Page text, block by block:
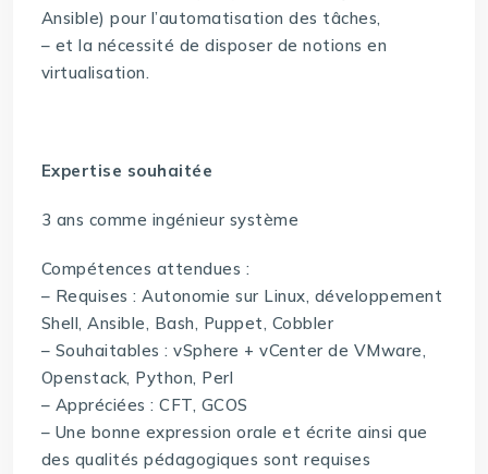
Ansible) pour l’automatisation des tâches,
– et la nécessité de disposer de notions en
virtualisation.
Expertise souhaitée
3 ans comme ingénieur système
Compétences attendues :
– Requises : Autonomie sur Linux, développement
Shell, Ansible, Bash, Puppet, Cobbler
– Souhaitables : vSphere + vCenter de VMware,
Openstack, Python, Perl
– Appréciées : CFT, GCOS
– Une bonne expression orale et écrite ainsi que
des qualités pédagogiques sont requises